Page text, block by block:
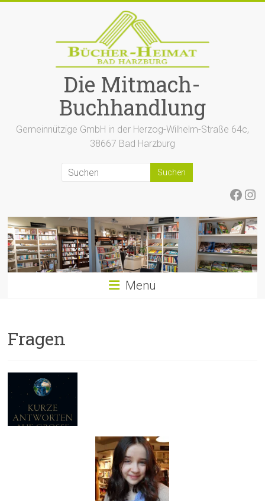
Die Mitmach-
Buchhandlung
Gemeinnützige GmbH in der Herzog-Wilhelm-Straße 64c,
38667 Bad Harzburg
Menü
Fragen